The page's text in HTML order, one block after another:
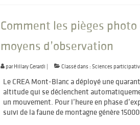
Comment les pièges
moyens d’observation
parHillary Gerardi | Classé dans : Sciences
Le CREA Mont-Blanc a déployé une
altitude qui se déclenchent
un mouvement. Pour l’heure en phase
suivi de la faune de montagne génère